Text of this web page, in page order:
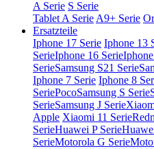
A Serie S Serie
Tablet A Serie A9+ Serie
Ersatzteile
Iphone 17 Serie Iphone 13
SerieIphone 16 Serie
SerieSamsung S21 Serie
Iphone 7 Serie Iphone 8
SeriePocoSamsung S Serie
SerieSamsung J Serie
Apple Xiaomi 11 Serie
SerieHuawei P Serie
SerieMotorola G Serie